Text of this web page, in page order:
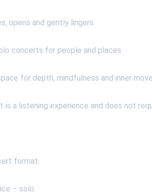
opens and gently lingers.
concerts for people and places
for depth, mindfulness and inner
is a listening experience and does not
format
– solo